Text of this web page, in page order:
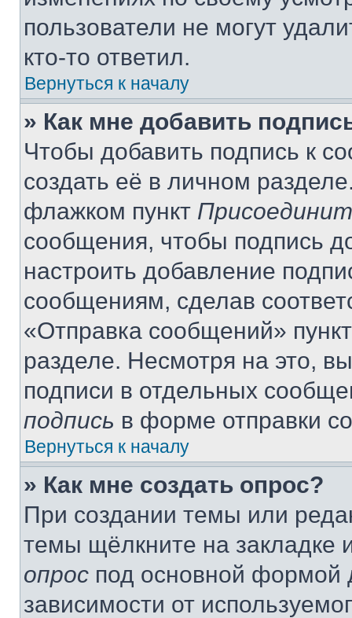
пользователи не могут
кто-то ответил.
Вернуться к началу
» Как мне добавить
Чтобы добавить подпись к
создать её в личном
флажком пункт
сообщения, чтобы подпись
настроить добавление
сообщениям, сделав
«Отправка сообщений»
разделе. Несмотря на это,
подписи в отдельных
подпись в форме отправки
Вернуться к началу
» Как мне создать опрос?
При создании темы или
темы щёлкните на
опрос под основной формой
зависимости от